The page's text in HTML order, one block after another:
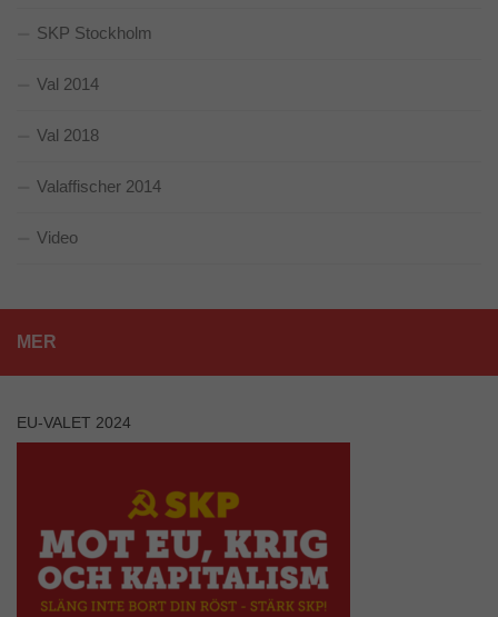
SKP Stockholm
Val 2014
Val 2018
Valaffischer 2014
Video
MER
EU-VALET 2024
du nekar de
med dig av dina
intressen och ditt
beteende när du
surfar ökar du